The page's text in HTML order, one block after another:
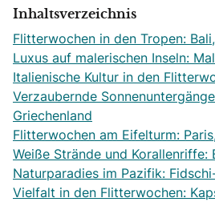
Inhaltsverzeichnis
Flitterwochen in den Tropen:
Luxus auf malerischen Inseln:
Italienische Kultur in den
Verzaubernde
Griechenland
Flitterwochen am Eifelturm:
Weiße Strände und Korallenriffe:
Naturparadies im Pazifik:
Vielfalt in den Flitterwochen: